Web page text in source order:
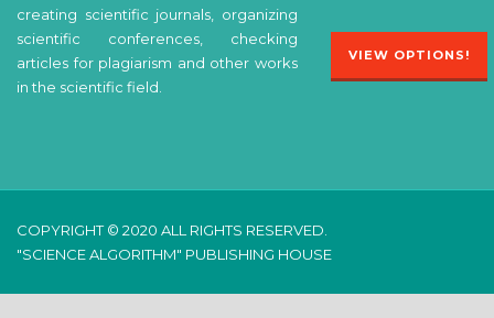
creating scientific journals, organizing
scientific conferences, checking
articles for plagiarism and other works
in the scientific field.
VIEW OPTIONS!
COPYRIGHT © 2020 ALL RIGHTS RESERVED.
"SCIENCE ALGORITHM" PUBLISHING HOUSE